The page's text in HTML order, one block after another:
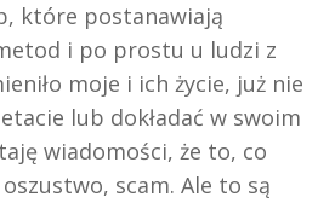
które postanawiają
i po prostu u ludzi z
moje i ich życie, już nie
lub dokładać w swoim
wiadomości, że to, co
scam. Ale to są